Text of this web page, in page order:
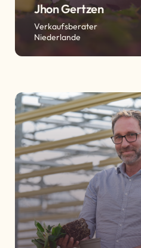
Jhon Gertzen
Verkaufsberater
Niederlande